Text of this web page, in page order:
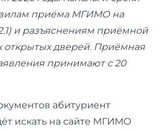
приёма МГИМО на
и разъяснениям приёмной
открытых дверей. Приёмная
принимают с 20
абитуриент
искать на сайте МГИМО